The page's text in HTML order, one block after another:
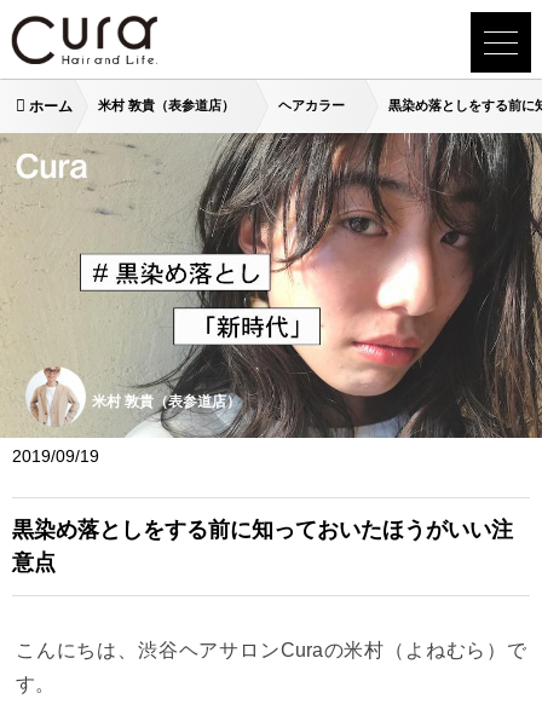
ホーム 米村 敦貴（表参道店） ヘアカラー 黒染め落としをする前に
米村 敦貴（表参道店）
2019/09/19
黒染め落としをする前に知っておいたほうがいい注
意点
こんにちは、渋谷ヘアサロンCuraの米村（よねむら）で
す。